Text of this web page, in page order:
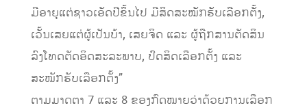
ມີອາຍຸແຕ່ຊາວເອັດປີຂຶ້ນໄປ ມີສິດສະໝັກຮັບເລືອກຕັ້ງ,
ເວັ້ນເສຍແຕ່ຜູ້ເປັນບ້າ, ເສຍຈິດ ແລະ ຜູ້ຖືກສານຕັດສິນ
ລົງໂທດຕັດອິດສະລະພາບ, ປົດສິດເລືອກຕັ້ງ ແລະ
ສະໝັກຮັບເລືອກຕັ້ງ”
ຕາມມາດຕາ 7 ແລະ 8 ຂອງກົດໝາຍວ່າດ້ວຍການເລືອກ